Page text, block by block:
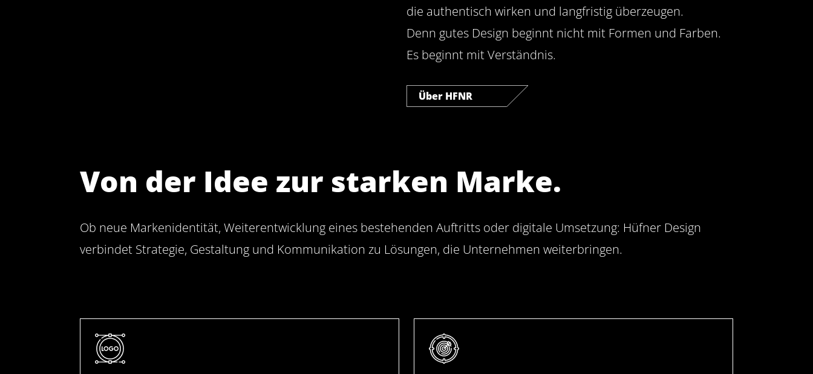
die authentisch wirken und langfristig überzeugen.
Denn gutes Design beginnt nicht mit Formen und Farben.
Es beginnt mit Verständnis.
Über HFNR
Von der Idee zur starken Marke.
Ob neue Markenidentität, Weiterentwicklung eines bestehenden Auftritts oder digitale Umsetzung: Hüfner Design
verbindet Strategie, Gestaltung und Kommunikation zu Lösungen, die Unternehmen weiterbringen.